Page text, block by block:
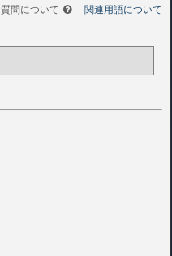
関連用語について
質問について